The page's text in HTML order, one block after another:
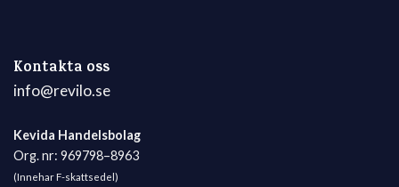
Kontakta oss
info@revilo.se
Kevida Handelsbolag
Org. nr: 969798–8963
(Innehar F-skattsedel)